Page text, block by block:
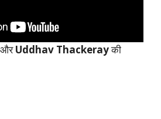
औरUddhav Thackerayकी